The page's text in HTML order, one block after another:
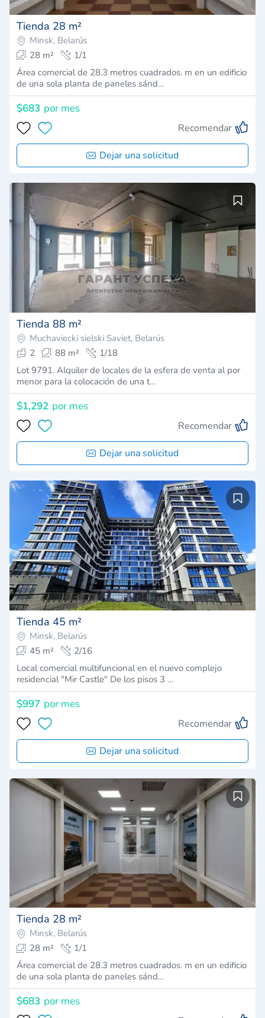
Tienda 28 m²
Minsk, Belarús
28 m²
1/1
Área comercial de 28.3 metros cuadrados. m en un edificio
de una sola planta de paneles sánd…
$683 por mes
Recomendar
Dejar una solicitud
Tienda 88 m²
Muchaviecki sielski Saviet, Belarús
2
88 m²
1/18
Lot 9791. Alquiler de locales de la esfera de venta al por
menor para la colocación de una t…
$1,292 por mes
Recomendar
Dejar una solicitud
Tienda 45 m²
Minsk, Belarús
45 m²
2/16
Local comercial multifuncional en el nuevo complejo
residencial "Mir Castle" De los pisos 3 …
$997 por mes
Recomendar
Dejar una solicitud
Tienda 28 m²
Minsk, Belarús
28 m²
1/1
Área comercial de 28.3 metros cuadrados. m en un edificio
de una sola planta de paneles sánd…
$683 por mes